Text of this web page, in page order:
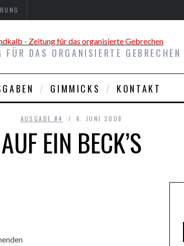
FÜR DAS ORGANISIERTE GEBRECHEN
GIMMICKS KONTAKT
AUSGABE #4 6. JUNI 2008
AUF EIN BECK’S